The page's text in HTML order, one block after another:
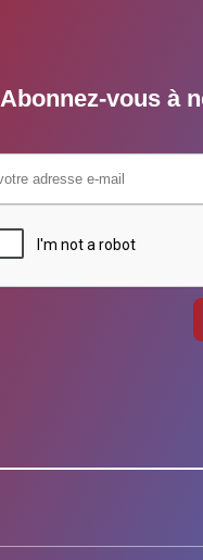
Abonnez-vous à